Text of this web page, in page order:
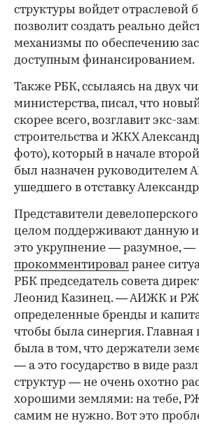
структуры войдет отраслевой
позволит создать реально
механизмы по обеспечению
доступным финансированием.
Также РБК, ссылаясь на двух
министерства, писал, что
скорее всего, возглавит экс-
строительства и ЖКХ
фото), который в начале
был назначен руководителем
ушедшего в отставку
Представители
целом поддерживают данную
это укрупнение — разумное, —
прокомментировал ранее
РБК председатель совета
Леонид Казинец. — АИЖК и
определенные бренды и
чтобы была синергия.
была в том, что держатели
— а это государство в виде
структур — не очень охотно
хорошими землями: на тебе,
самим не нужно. Вот это